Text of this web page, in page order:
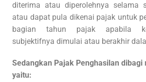
diterima atau diperolehnya selama
atau dapat pula dikenai pajak untuk
bagian tahun pajak apabila
subjektifnya dimulai atau berakhir
Sedangkan Pajak Penghasilan dibagi
yaitu: